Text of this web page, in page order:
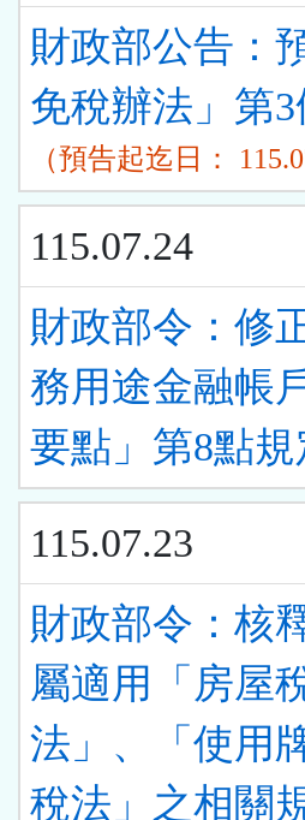
財政部公告：
免稅辦法」第
（預告起迄日：
115.07.24
財政部令：修
務用途金融帳
要點」第8點
115.07.23
財政部令：核
屬適用「房屋
法」、「使用
稅法」之相關